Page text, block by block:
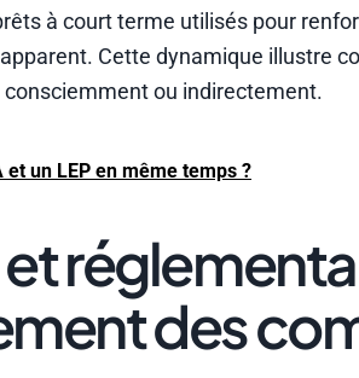
à court terme utilisés pour
Cette dynamique illustre
ou indirectement.
un LEP en même temps ?
des